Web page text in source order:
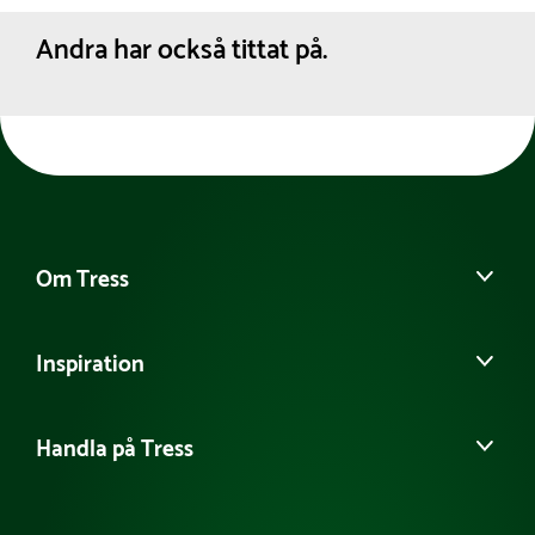
Andra har också tittat på.
Om Tress
Det här är Tress
Tillgänglighetsredogörelse
Inspiration
Samarbeten
Handla på Tress